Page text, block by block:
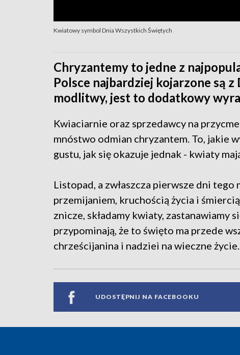
Kwiatowy symbol Dnia Wszystkich Świętych
Chryzantemy to jedne z
Polsce najbardziej kojarzone są
modlitwy, jest to dodatkowy
Kwiaciarnie oraz sprzedawcy na
mnóstwo odmian chryzantem. To, jakie
gustu, jak się okazuje jednak - kwiaty
Listopad, a zwłaszcza pierwsze dni tego
przemijaniem, kruchością życia i
znicze, składamy kwiaty, zastanawiamy
przypominają, że to święto ma przede
chrześcijanina i nadziei na wieczne życie.
UDOSTĘPNIJ NA FACEBOOKU